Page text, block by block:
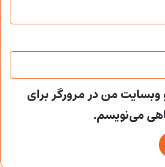
وبسایت من در مرورگر برای
می‌نویسم.